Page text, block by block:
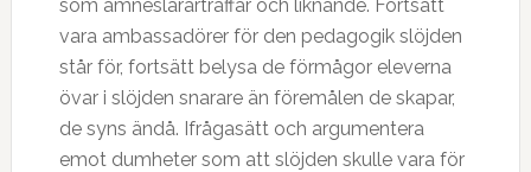
som ämneslärarträffar och liknande. Fortsätt
vara ambassadörer för den pedagogik slöjden
står för, fortsätt belysa de förmågor eleverna
övar i slöjden snarare än föremålen de skapar,
de syns ändå. Ifrågasätt och argumentera
emot dumheter som att slöjden skulle vara för